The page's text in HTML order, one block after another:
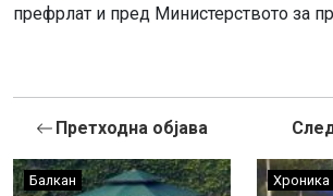
префрлат и пред Министерството за
Претходна објава
Балкан Хроника